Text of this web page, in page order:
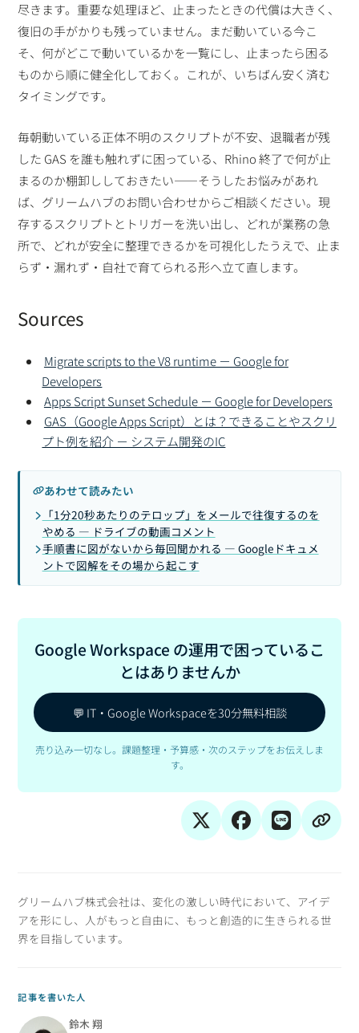
尽きます。重要な処理ほど、止まったときの代償は大きく、
復旧の手がかりも残っていません。まだ動いている今こ
そ、何がどこで動いているかを一覧にし、止まったら困る
ものから順に健全化しておく。これが、いちばん安く済む
タイミングです。
毎朝動いている正体不明のスクリプトが不安、退職者が残
した GAS を誰も触れずに困っている、Rhino 終了で何が止
まるのか棚卸ししておきたい——そうしたお悩みがあれ
ば、グリームハブのお問い合わせからご相談ください。現
存するスクリプトとトリガーを洗い出し、どれが業務の急
所で、どれが安全に整理できるかを可視化したうえで、止ま
らず・漏れず・自社で育てられる形へ立て直します。
Sources
Migrate scripts to the V8 runtime － Google for
Developers
Apps Script Sunset Schedule － Google for Developers
GAS（Google Apps Script）とは？できることやスクリ
プト例を紹介 － システム開発のIC
あわせて読みたい
「1分20秒あたりのテロップ」をメールで往復するのを
やめる — ドライブの動画コメント
手順書に図がないから毎回聞かれる — Googleドキュメ
ントで図解をその場から起こす
Google Workspace の運用で困っているこ
とはありませんか
💬 IT・Google Workspaceを30分無料相談
売り込み一切なし。課題整理・予算感・次のステップをお伝えしま
す。
グリームハブ株式会社は、変化の激しい時代において、アイデ
アを形にし、人がもっと自由に、もっと創造的に生きられる世
界を目指しています。
記事を書いた人
鈴木 翔